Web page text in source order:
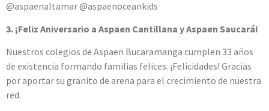
@aspaenaltamar @aspaenoceankids
3. ¡Feliz Aniversario a Aspaen Cantillana y Aspaen Saucará!
Nuestros colegios de Aspaen Bucaramanga cumplen 33 años
de existencia formando familias felices. ¡Felicidades! Gracias
por aportar su granito de arena para el crecimiento de nuestra
red.